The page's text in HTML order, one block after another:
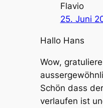
Flavio
25. Juni
Hallo Hans
Wow,
Schön dass
verlaufen ist